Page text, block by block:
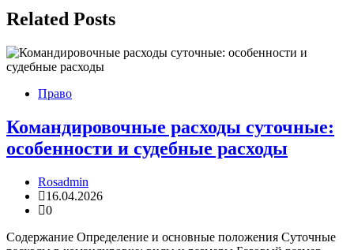
Related Posts
Право
Командировочные расходы суточные:
особенности и судебные расходы
Rosadmin
16.04.2026
0
Содержание Определение и основные положения Суточные